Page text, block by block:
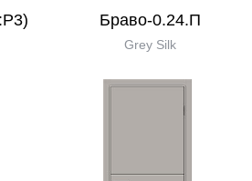
Браво-0.24.П
Grey Silk